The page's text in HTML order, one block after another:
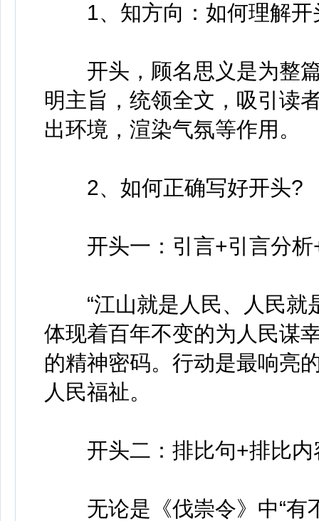
1、知方向：如何理解开
开头，顾名思义是为整篇
明主旨，统领全文，吸引读
出环境，渲染气氛等作用。
2、如何正确写好开头?
开头一：引言+引言分析
“江山就是人民、人民就
体现着百年不变的为人民谋
的精神密码。行动是最响亮
人民福祉。
开头二：排比句+排比内
无论是《伐崇令》中“有